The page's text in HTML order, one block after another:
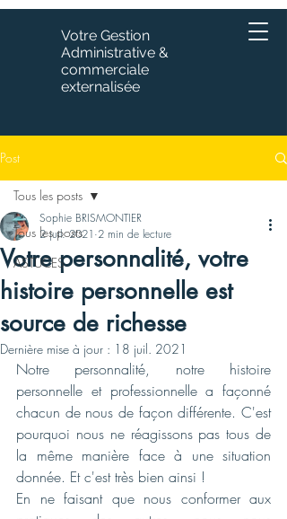
Votre Gestion
Administrative &
commerciale
externalisée
Post
Tous les posts
ASTUCES
Tous les posts
Votre personnalité, votre
histoire personnelle est
source de richesse
Sophie BRISMONTIER
2 juil. 2021 2 min de lecture
Dernière mise à jour : 18 juil. 2021
Notre personnalité, notre histoire
personnelle et professionnelle a façonné
chacun de nous de façon différente. C'est
pourquoi nous ne réagissons pas tous de
la même manière face à une situation
donnée. Et c'est très bien ainsi !
En ne faisant que nous conformer aux